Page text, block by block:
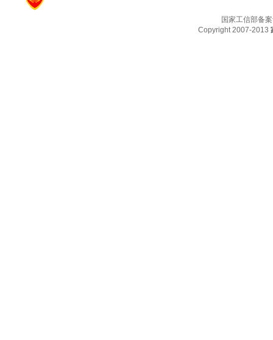
国家工信部备
Copyright 2007-2013